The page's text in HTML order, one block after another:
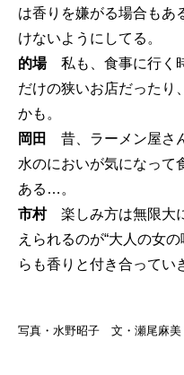
は香りを嫌がる場合もあ
けないようにしてる。
的場私も、食事に行く
だけの狭いお店だったり
かも。
岡田
昔、ラーメン屋さ
水のにおいが気になって
ある…。
市村楽しみ方は無限大
えられるのが“大人の女
らも香りと付き合ってい
写真・水野昭子 文・瀬尾麻美